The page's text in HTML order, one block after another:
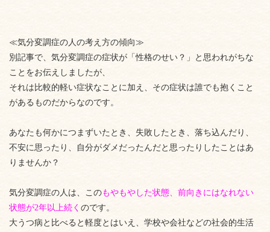
≪気分変調症の人の考え方の傾向≫
別記事で、気分変調症の症状が「性格のせい？」と思われがちな
ことをお伝えしましたが、
それは比較的軽い症状なことに加え、その症状は誰でも抱くこと
があるものだからなのです。
あなたも何かにつまずいたとき、失敗したとき、落ち込んだり、
不安に思ったり、自分がダメだったんだと思ったりしたことはあ
りませんか？
気分変調症の人は、このもやもやした状態、前向きにはなれない
状態が2年以上続く のです。
大うつ病と比べると軽度とはいえ、学校や会社などの社会的生活